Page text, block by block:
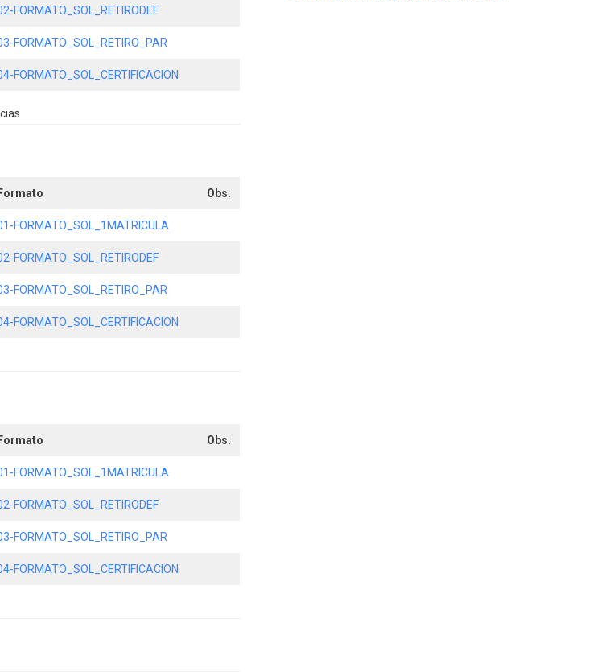
FORMATO_SOL_RETIRODEF
FORMATO_SOL_RETIRO_PAR
FORMATO_SOL_CERTIFICACION
Formato Obs.
FORMATO_SOL_1MATRICULA
FORMATO_SOL_RETIRODEF
FORMATO_SOL_RETIRO_PAR
FORMATO_SOL_CERTIFICACION
Formato Obs.
FORMATO_SOL_1MATRICULA
FORMATO_SOL_RETIRODEF
FORMATO_SOL_RETIRO_PAR
FORMATO_SOL_CERTIFICACION